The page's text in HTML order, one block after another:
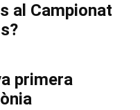
al Campionat
primera